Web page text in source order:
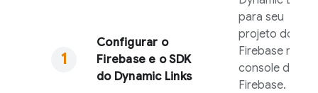
Configurar o
Firebase e o SDK
do Dynamic Links
para seu
projeto do
Firebase no
console do
Firebase. Em